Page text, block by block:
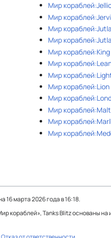
Мир
Мир
Мир
Мир
Мир кораблей:King
Мир
Мир
Мир кораблей:Lion
Мир
Мир
Мир
Мир
16 марта 2026 года в 16:18.
кораблей», Tanks Blitz основаны